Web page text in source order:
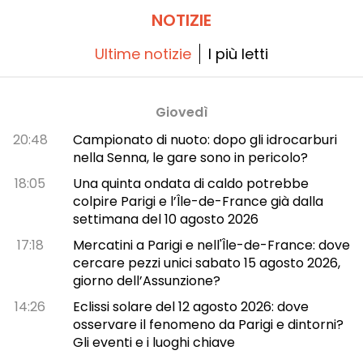
NOTIZIE
Ultime notizie I più letti
Giovedì
20:48
Campionato di nuoto: dopo gli idrocarburi
nella Senna, le gare sono in pericolo?
18:05
Una quinta ondata di caldo potrebbe
colpire Parigi e l’Île-de-France già dalla
settimana del 10 agosto 2026
17:18
Mercatini a Parigi e nell'Île-de-France: dove
cercare pezzi unici sabato 15 agosto 2026,
giorno dell’Assunzione?
14:26
Eclissi solare del 12 agosto 2026: dove
osservare il fenomeno da Parigi e dintorni?
Gli eventi e i luoghi chiave